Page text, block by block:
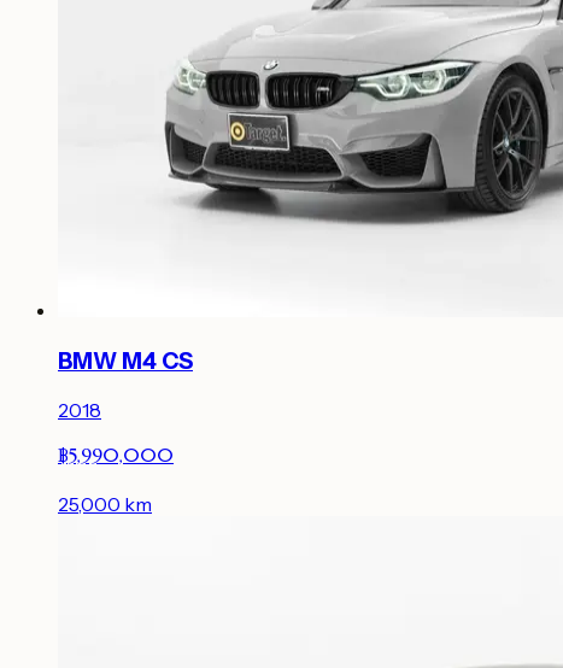
BMW M4 CS
2018
฿5,990,000
25,000 km